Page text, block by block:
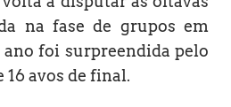
na fase de grupos em
ano foi surpreendida pelo
16 avos de final.